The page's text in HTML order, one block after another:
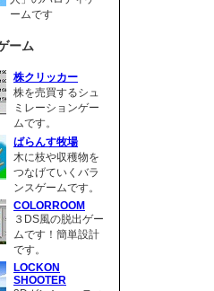
ームです
ーム
株クリッカー
株を売買するシュ
ミレーションゲー
ムです。
ばらんす牧場
木に枝や収穫物を
つなげていくバラ
ンスゲームです。
COLORROOM
３DS風の脱出ゲー
ムです！簡単設計
です。
LOCKON
SHOOTER